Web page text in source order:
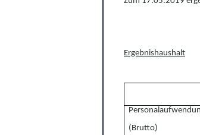
Ergebnishaushalt
(Brutto)